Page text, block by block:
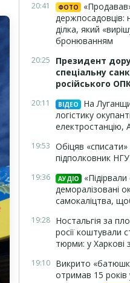
20:41 ФОТО
держпосадовців:
ділка, який
бронюванням
20:25
Президент
спеціальну
російського
20:11 ВІДЕО
На
логістику
електростанцію,
19:53 Обіцяв
підполковник
19:36 АУДІО
деморалізовані
самокаліцтва,
19:28 Ностальгія за
росії коштували
тюрми: у Харкові
19:10 Викрито
отримав 15 років